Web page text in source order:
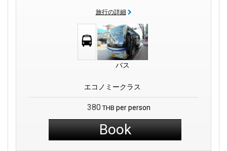
旅行の詳細
バス
エコノミークラス
380 THB per person
Book